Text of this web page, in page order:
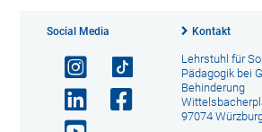
Social Media Kontakt
Lehrstuhl für
Pädagogik bei
Behinderung
97074